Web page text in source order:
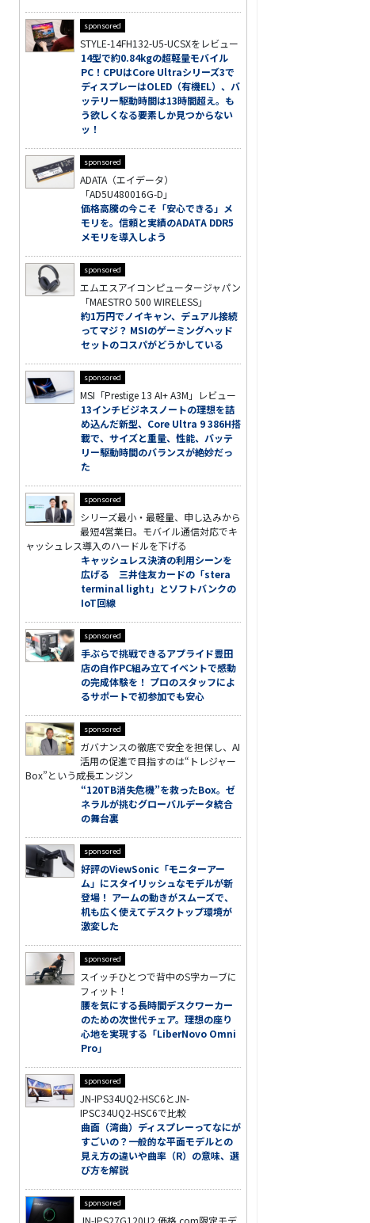
sponsored
STYLE-14FH132-U5-UCSXをレビュー
14型で約0.84kgの超軽量モバイル
PC！CPUはCore Ultraシリーズ3で
ディスプレーはOLED（有機EL）、バ
ッテリー駆動時間は13時間超え。も
う欲しくなる要素しか見つからない
ッ！
sponsored
ADATA（エイデータ）
「AD5U480016G-D」
価格高騰の今こそ「安心できる」メ
モリを。信頼と実績のADATA DDR5
メモリを導入しよう
sponsored
エムエスアイコンピュータージャパン
「MAESTRO 500 WIRELESS」
約1万円でノイキャン、デュアル接続
ってマジ？ MSIのゲーミングヘッド
セットのコスパがどうかしている
sponsored
MSI「Prestige 13 AI+ A3M」レビュー
13インチビジネスノートの理想を詰
め込んだ新型、Core Ultra 9 386H搭
載で、サイズと重量、性能、バッテ
リー駆動時間のバランスが絶妙だっ
た
sponsored
シリーズ最小・最軽量、申し込みから
最短4営業日。モバイル通信対応でキ
ャッシュレス導入のハードルを下げる
キャッシュレス決済の利用シーンを
広げる 三井住友カードの「stera
terminal light」とソフトバンクの
IoT回線
sponsored
手ぶらで挑戦できるアプライド豊田
店の自作PC組み立てイベントで感動
の完成体験を！ プロのスタッフによ
るサポートで初参加でも安心
sponsored
ガバナンスの徹底で安全を担保し、AI
活用の促進で目指すのは“トレジャー
Box”という成長エンジン
“120TB消失危機”を救ったBox。ゼ
ネラルが挑むグローバルデータ統合
の舞台裏
sponsored
好評のViewSonic「モニターアー
ム」にスタイリッシュなモデルが新
登場！ アームの動きがスムーズで、
机も広く使えてデスクトップ環境が
激変した
sponsored
スイッチひとつで背中のS字カーブに
フィット！
腰を気にする長時間デスクワーカー
のための次世代チェア。理想の座り
心地を実現する「LiberNovo Omni
Pro」
sponsored
JN-IPS34UQ2-HSC6とJN-
IPSC34UQ2-HSC6で比較
曲面（湾曲）ディスプレーってなにが
すごいの？一般的な平面モデルとの
見え方の違いや曲率（R）の意味、選
び方を解説
sponsored
JN-IPS27G120U2 価格.com限定モデ